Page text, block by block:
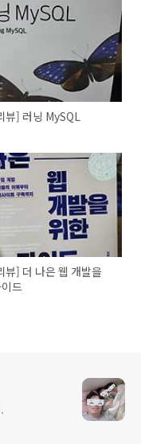
뷰] 러닝 MySQL
뷰] 더 나은 웹 개발을
드